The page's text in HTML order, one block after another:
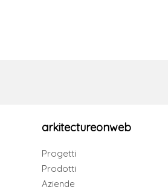
arkitectureonweb
Progetti
Prodotti
Aziende